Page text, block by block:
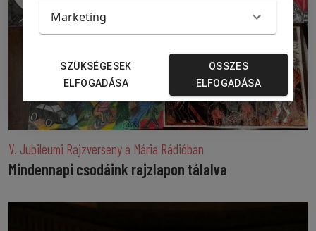
V. Jubileumi Rajzverseny a Mária Rádióban
Mindennapi csodáink rajzlapon tálalva
Marketing
SZÜKSÉGESEK
ELFOGADÁSA
ÖSSZES
ELFOGADÁSA